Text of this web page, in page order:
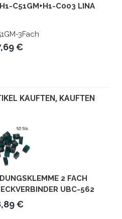
C51GM+H1-C003 LINA
3Fach
€
KAUFTEN, KAUFTEN
2 FACH
UBC-562
€